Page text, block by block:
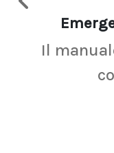
Il